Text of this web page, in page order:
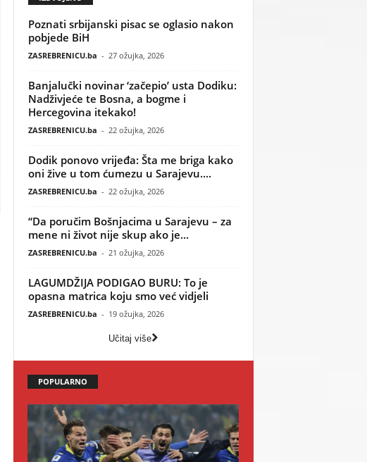
Poznati srbijanski pisac se oglasio nakon
pobjede BiH
ZASREBRENICU.ba - 27 ožujka, 2026
Banjalučki novinar ‘začepio’ usta Dodiku:
Nadživjeće te Bosna, a bogme i
Hercegovina itekako!
ZASREBRENICU.ba - 22 ožujka, 2026
Dodik ponovo vrijeđa: Šta me briga kako
oni žive u tom ćumezu u Sarajevu....
ZASREBRENICU.ba - 22 ožujka, 2026
“Da poručim Bošnjacima u Sarajevu – za
mene ni život nije skup ako je...
ZASREBRENICU.ba - 21 ožujka, 2026
LAGUMDŽIJA PODIGAO BURU: To je
opasna matrica koju smo već vidjeli
ZASREBRENICU.ba - 19 ožujka, 2026
Učitaj više
POPULARNO